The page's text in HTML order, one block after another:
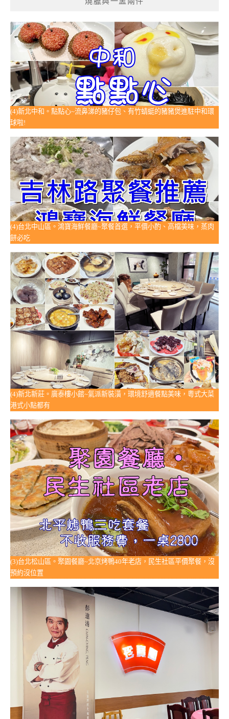
(4)新北中和。點點心~流鼻涕的豬仔包、有竹蜻蜓的豬豬煲進駐中和環
球啦!
(4)台北中山區。鴻寶海鮮餐廳~聚餐首選，平價小酌、高檔美味，蒸肉
餅必吃
(4)新北新莊。廣泰樓小館~氣派新裝潢，環境舒適餐點美味，粵式大菜
港式小點都有
(3)台北松山區。聚園餐廳~北京烤鴨40年老店，民生社區平價聚餐，沒
預約沒位置